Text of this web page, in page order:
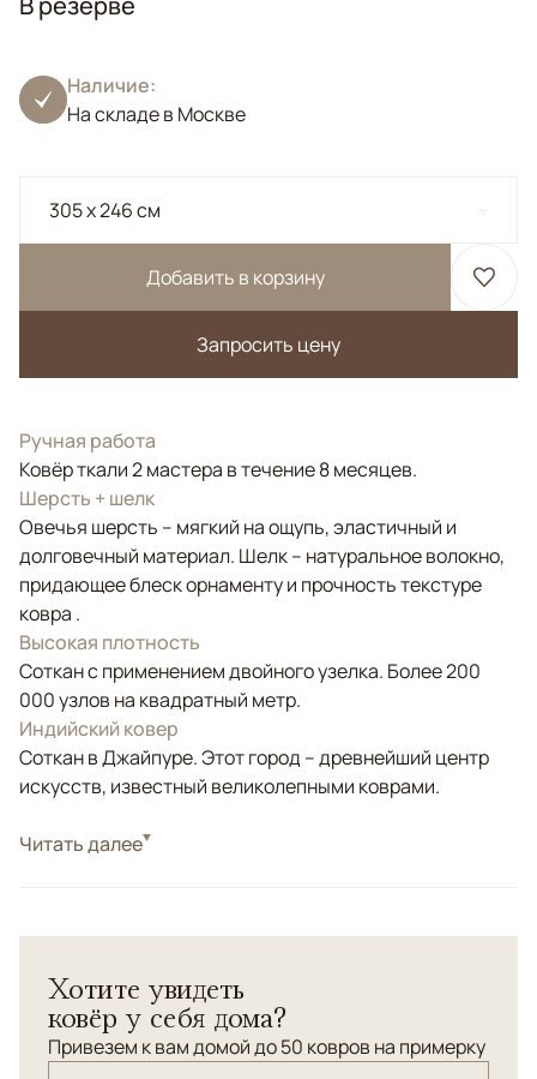
Наличие:
На складе в Москве
305 x 246 см
Добавить в корзину
Запросить цену
Ручная работа
Ковёр ткали 2 мастера в течение 8 месяцев.
Шерсть + шелк
Овечья шерсть – мягкий на ощупь, эластичный и
долговечный материал. Шелк – натуральное волокно,
придающее блеск орнаменту и прочность текстуре
ковра .
Высокая плотность
Соткан с применением двойного узелка. Более 200
000 узлов на квадратный метр.
Индийский ковер
Соткан в Джайпуре. Этот город – древнейший центр
искусств, известный великолепными коврами.
СтильСовременные
УзорыАбстрактный
Читать далее
Хотите увидеть
ковёр у себя дома?
Привезем к вам домой до 50 ковров на примерку